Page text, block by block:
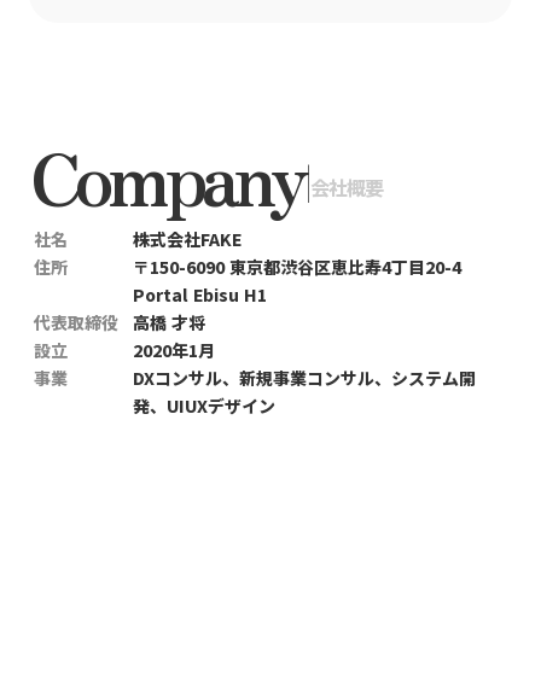
Company|会社概要
社名
株式会社FAKE
住所
〒150-6090 東京都渋谷区恵比寿4丁目20-4
Portal Ebisu H1
代表取締役
高橋 才将
設立
2020年1月
事業
DXコンサル、新規事業コンサル、システム開
発、UIUXデザイン